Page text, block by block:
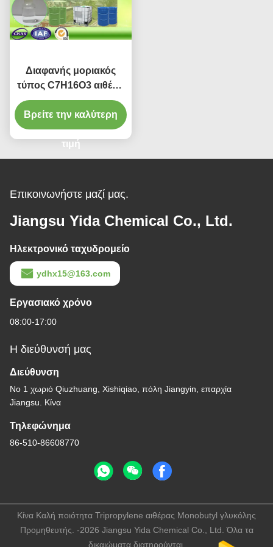
Διαφανής μοριακός
τύπος C7H16O3 αιθέρα
Monopropyl γλυκόλης
αιθυλενίου
Βρείτε την καλύτερη
τιμή
Επικοινωνήστε μαζί μας.
Jiangsu Yida Chemical Co., Ltd.
Ηλεκτρονικό ταχυδρομείο
ydhx15@163.com
Εργασιακό χρόνο
08:00-17:00
Η διεύθυνσή μας
Διεύθυνση
Νο 1 χωριό Qiuzhuang, Xishiqiao, πόλη Jiangyin, επαρχία
Jiangsu. Κίνα
Τηλεφώνημα
86-510-86608770
Κίνα Καλή ποιότητα Tripropylene αιθέρας Monobutyl γλυκόλης
Προμηθευτής. -2026 Jiangsu Yida Chemical Co., Ltd. Όλα τα
δικαιώματα διατηρούνται.